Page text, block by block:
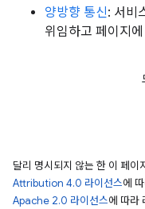
양방향 통신: 서비
위임하고 페이지
달리 명시되지 않는 한 이 페이
Attribution 4.0 라이선스에
Apache 2.0 라이선스에 따라